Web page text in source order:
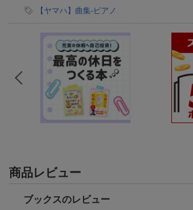
【ヤマハ】曲集-ピアノ
商品レビュー
ブックスのレビュー